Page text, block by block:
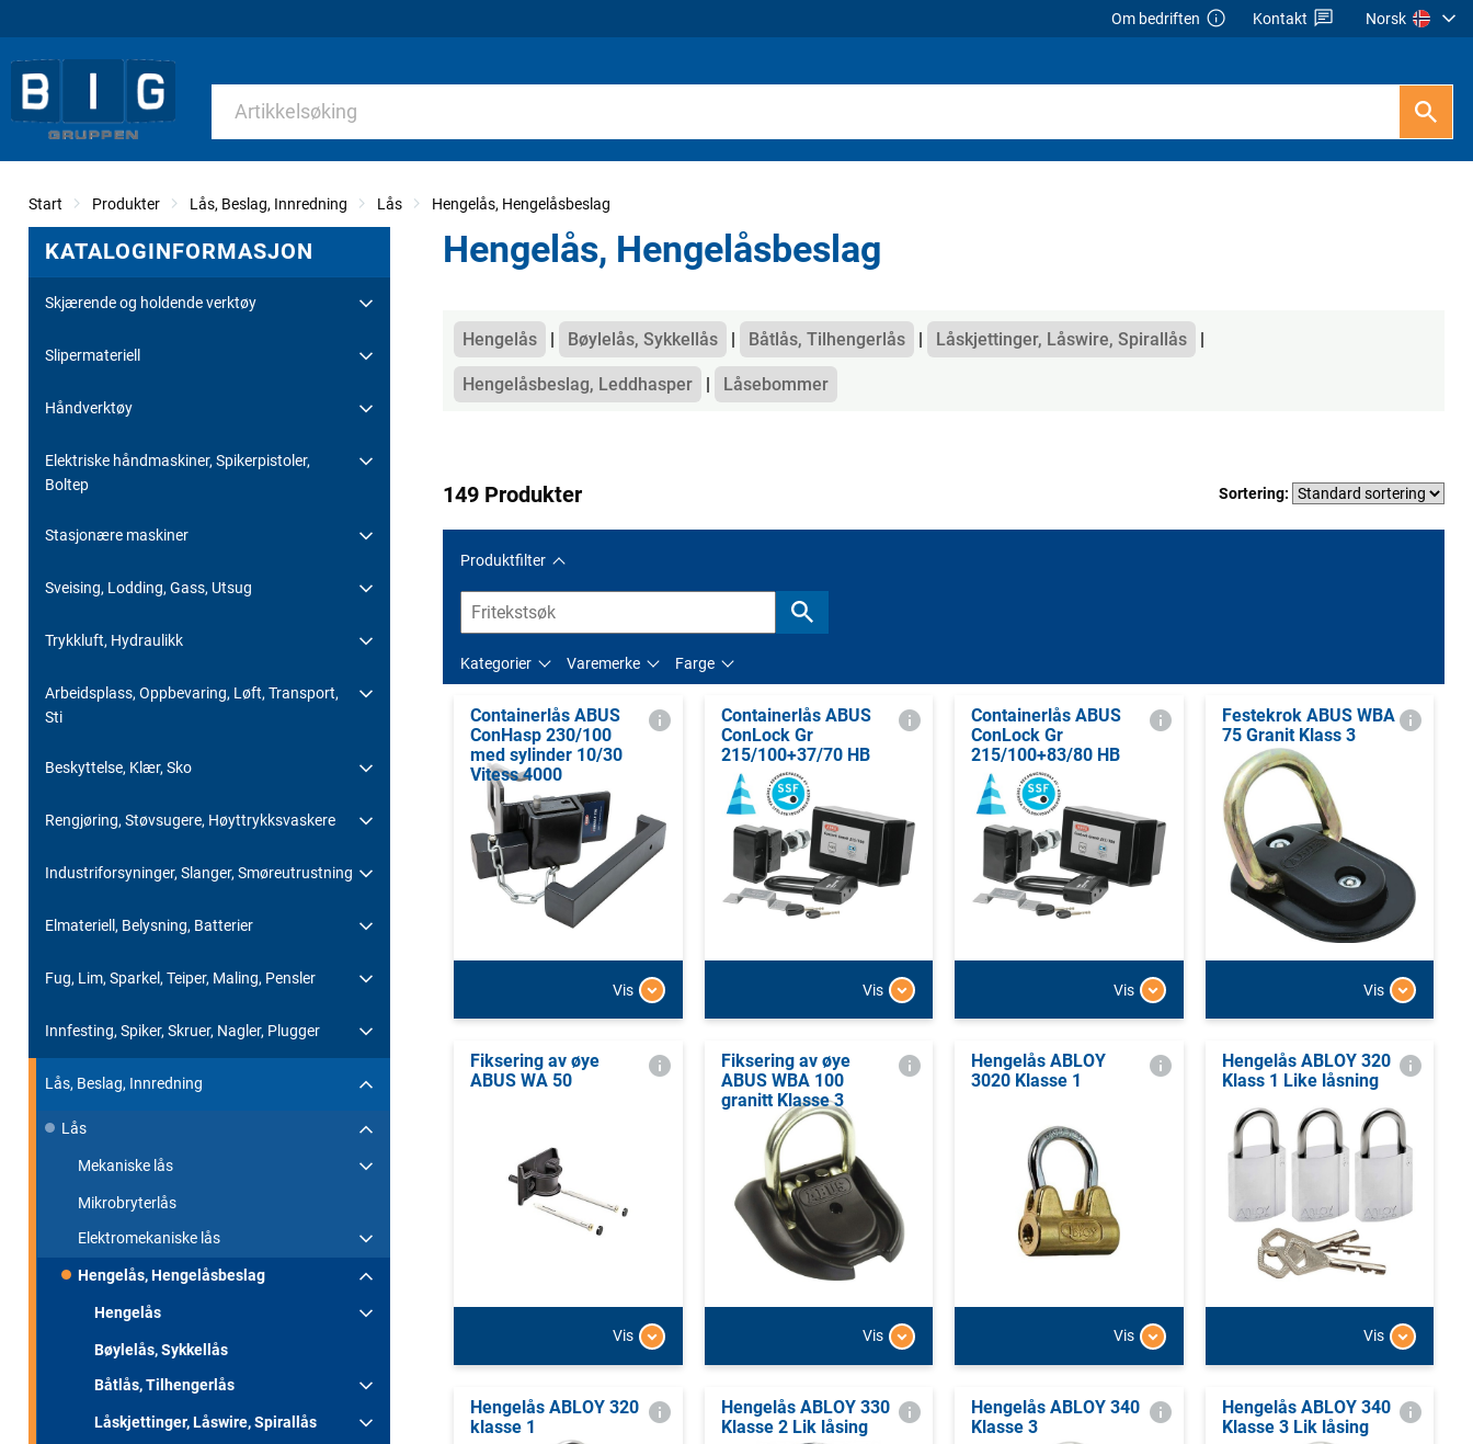
Om bedriften Kontakt Norsk
Start Produkter Lås, Beslag, Innredning Lås Hengelås, Hengelåsbeslag
KATALOGINFORMASJON
Skjærende og holdende verktøy
Slipermateriell
Håndverktøy
Elektriske håndmaskiner, Spikerpistoler,
Boltep
Stasjonære maskiner
Sveising, Lodding, Gass, Utsug
Trykkluft, Hydraulikk
Arbeidsplass, Oppbevaring, Løft, Transport,
Sti
Beskyttelse, Klær, Sko
Rengjøring, Støvsugere, Høyttrykksvaskere
Industriforsyninger, Slanger, Smøreutrustning
Elmateriell, Belysning, Batterier
Fug, Lim, Sparkel, Teiper, Maling, Pensler
Innfesting, Spiker, Skruer, Nagler, Plugger
Lås, Beslag, Innredning
Lås
Mekaniske lås
Mikrobryterlås
Elektromekaniske lås
Hengelås, Hengelåsbeslag
Hengelås
Bøylelås, Sykkellås
Båtlås, Tilhengerlås
Låskjettinger, Låswire, Spirallås
Hengelås, Hengelåsbeslag
Kategorier
Hengelås Bøylelås, Sykkellås Båtlås, Tilhengerlås Låskjettinger, Låswire, Spirallås
Hengelåsbeslag, Leddhasper Låsebommer
149 Produkter Sortering:
Produktfilter
Kategorier Varemerke Farge
Containerlås ABUS
ConHasp 230/100
med sylinder 10/30
Vitess 4000
Vis
Containerlås ABUS
ConLock Gr
215/100+37/70 HB
Vis
Containerlås ABUS
ConLock Gr
215/100+83/80 HB
Vis
Festekrok ABUS WBA
75 Granit Klass 3
Vis
Fiksering av øye
ABUS WA 50
Vis
Fiksering av øye
ABUS WBA 100
granitt Klasse 3
Vis
Hengelås ABLOY
3020 Klasse 1
Vis
Hengelås ABLOY 320
Klass 1 Like låsning
Vis
Hengelås ABLOY 320
klasse 1
Hengelås ABLOY 330
Klasse 2 Lik låsing
Hengelås ABLOY 340
Klasse 3
Hengelås ABLOY 340
Klasse 3 Lik låsing